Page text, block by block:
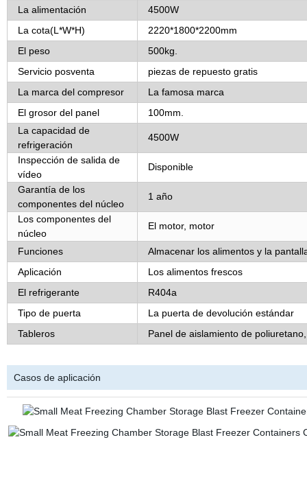
La alimentación
4500W
La cota(L*W*H)
2220*1800*2200mm
El peso
500kg.
Servicio posventa
piezas de repuesto gratis
La marca del compresor
La famosa marca
El grosor del panel
100mm.
La capacidad de
refrigeración
4500W
Inspección de salida de
vídeo
Disponible
Garantía de los
componentes del núcleo
1 año
Los componentes del
núcleo
El motor, motor
Funciones
Almacenar los alimentos y la
Aplicación
Los alimentos frescos
El refrigerante
R404a
Tipo de puerta
La puerta de devolución estándar
Tableros
Panel de aislamiento de
Casos de aplicación